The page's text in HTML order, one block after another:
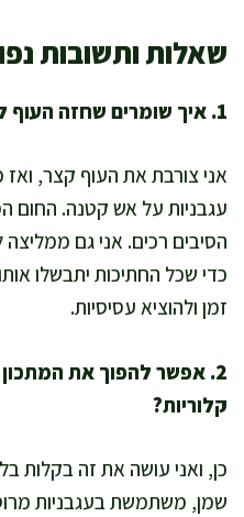
שאלות ותשובות
1. איך שומרים שחזה העוף לא יתייבש?
אני צורבת את העוף קצר, ואז
עגבניות על אש קטנה. החום
הסיבים רכים. אני גם
כדי שכל החתיכות יתבשלו
זמן ולהוציא עסיסיות.
2. אפשר להפוך את המתכון
קלוריות?
כן, ואני עושה את זה בקלות
שמן, משתמשת בעגבניות